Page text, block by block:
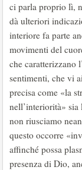
ci parla proprio lì,
dà ulteriori
interiore fa parte
movimenti del
che caratterizzano
sentimenti, che vi
precisa come «la
nell’interiorità» sia
non riusciamo
questo occorre
affinché possa
presenza di Dio,